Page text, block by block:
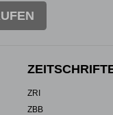
ZRI
ZBB